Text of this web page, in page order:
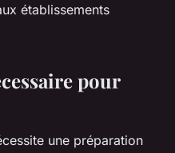
établissements
pour
une préparation